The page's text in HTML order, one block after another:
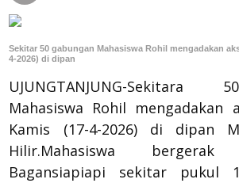
Sekitar 50 gabungan Mahasiswa Rohil mengadakan
4-2026) di dipan
UJUNGTANJUNG-
Mahasiswa Rohil mengadakan
Kamis (17-4-2026) di dipan
Hilir.Mahasiswa
Bagansiapiapi sekitar pukul